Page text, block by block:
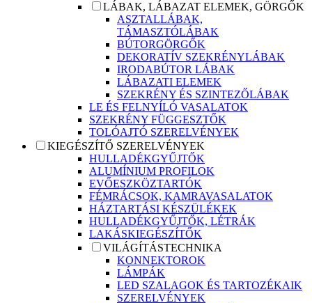
LÁBAK, LÁBAZAT ELEMEK, GÖRGŐK
ASZTALLÁBAK,
TÁMASZTÓLÁBAK
BÚTORGÖRGŐK
DEKORATÍV SZEKRÉNYLÁBAK
IRODABÚTOR LÁBAK
LÁBAZATI ELEMEK
SZEKRÉNY ÉS SZINTEZŐLÁBAK
LE ÉS FELNYÍLÓ VASALATOK
SZEKRÉNY FÜGGESZTŐK
TOLÓAJTÓ SZERELVÉNYEK
KIEGÉSZÍTŐ SZERELVÉNYEK
HULLADÉKGYŰJTŐK
ALUMÍNIUM PROFILOK
EVŐESZKÖZTARTÓK
FÉMRÁCSOK, KAMRAVASALATOK
HÁZTARTÁSI KÉSZÜLÉKEK
HULLADÉKGYŰJTŐK, LÉTRÁK
LAKÁSKIEGÉSZÍTŐK
VILÁGÍTÁSTECHNIKA
KONNEKTOROK
LÁMPÁK
LED SZALAGOK ÉS TARTOZÉKAIK
SZERELVÉNYEK